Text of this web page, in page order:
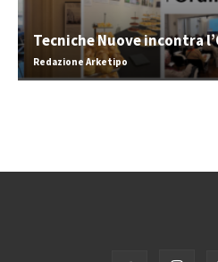
Tecniche Nuove incontra
Redazione Arketipo